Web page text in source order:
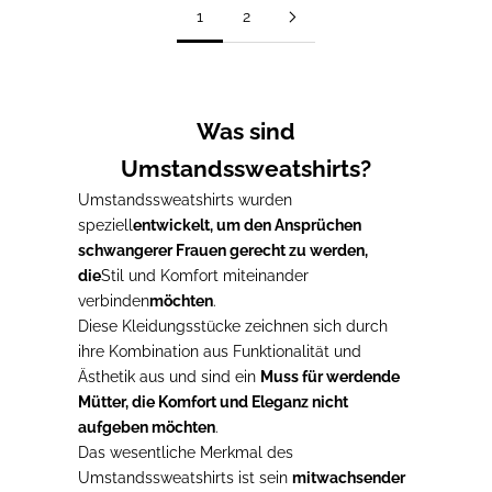
1 2
Was sind
Umstandssweatshirts?
Umstandssweatshirts wurden
speziellentwickelt, um den Ansprüchen
schwangerer Frauen gerecht zu werden,
dieStil und Komfort miteinander
verbindenmöchten.
Diese Kleidungsstücke zeichnen sich durch
ihre Kombination aus Funktionalität und
Ästhetik aus und sind ein Muss für werdende
Mütter, die Komfort und Eleganz nicht
aufgeben möchten.
Das wesentliche Merkmal des
Umstandssweatshirts ist sein mitwachsender